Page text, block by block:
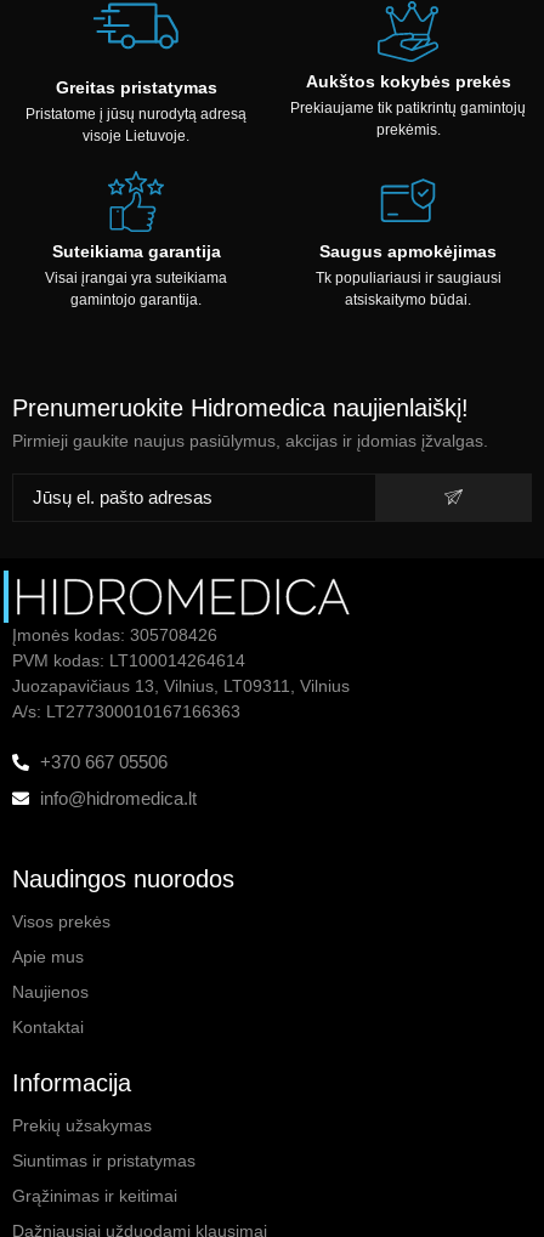
Greitas pristatymas
Pristatome į jūsų nurodytą adresą
visoje Lietuvoje.
Aukštos kokybės prekės
Prekiaujame tik patikrintų gamintojų
prekėmis.
Suteikiama garantija
Visai įrangai yra suteikiama
gamintojo garantija.
Saugus apmokėjimas
Tk populiariausi ir saugiausi
atsiskaitymo būdai.
Prenumeruokite Hidromedica naujienlaiškį!
Pirmieji gaukite naujus pasiūlymus, akcijas ir įdomias įžvalgas.
Įmonės kodas: 305708426
PVM kodas: LT100014264614
Juozapavičiaus 13, Vilnius, LT09311, Vilnius
A/s: LT277300010167166363
+370 667 05506
info@hidromedica.lt
Naudingos nuorodos
Visos prekės
Apie mus
Naujienos
Kontaktai
Informacija
Prekių užsakymas
Siuntimas ir pristatymas
Grąžinimas ir keitimai
Dažniausiai užduodami klausimai